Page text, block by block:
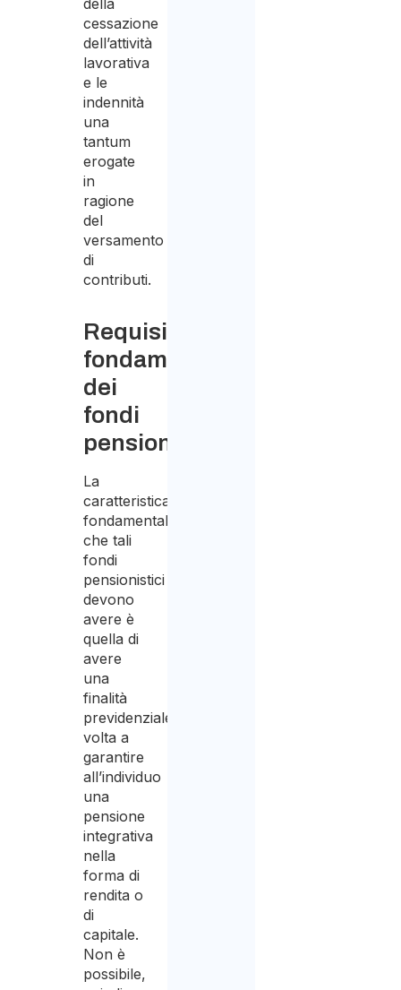
della
cessazione
dell’attività
lavorativa
e le
indennità
una
tantum
erogate
in
ragione
del
versamento
di
contributi.
Requisiti
fondamentali
dei
fondi
pensionistici
La
caratteristica
fondamentale
che tali
fondi
pensionistici
devono
avere è
quella di
avere
una
finalità
previdenziale,
volta a
garantire
all’individuo
una
pensione
integrativa
nella
forma di
rendita o
di
capitale.
Non è
possibile,